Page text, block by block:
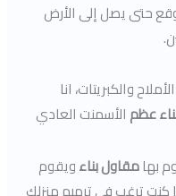
حتى يصل إلى الأرض
والكبريتات، انا
عظم الأسمنت العادي
بهامقاول بناءويقوم